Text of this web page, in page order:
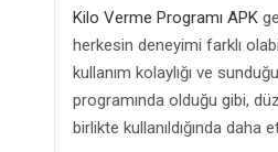
Kilo Verme Programı APK
herkesin deneyimi farklı
kullanım kolaylığı ve
programında olduğu gibi,
birlikte kullanıldığında daha